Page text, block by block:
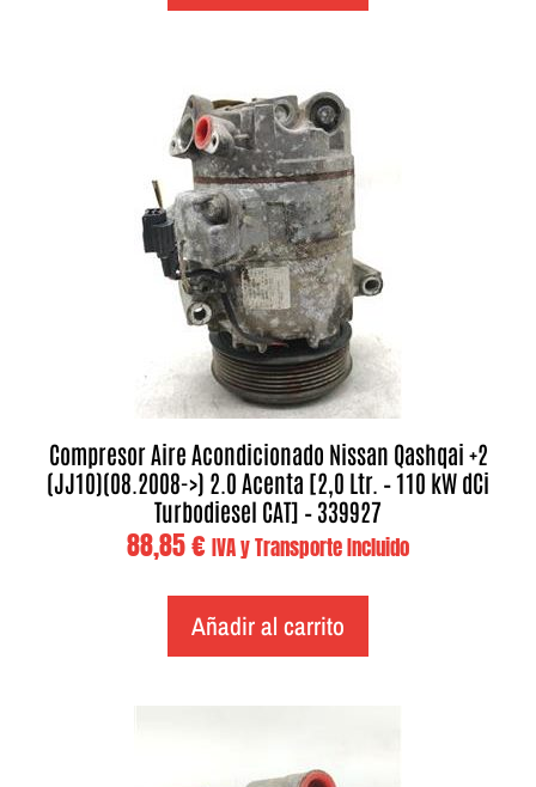
Compresor Aire Acondicionado Nissan Qashqai +2
(JJ10)(08.2008->) 2.0 Acenta [2,0 Ltr. – 110 kW dCi
Turbodiesel CAT] – 339927
88,85€ IVA y Transporte Incluido
Añadir al carrito